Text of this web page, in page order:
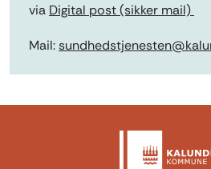
via Digital post (sikker mail)
Mail: